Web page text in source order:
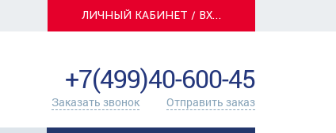
ЛИЧНЫЙ КАБИНЕТ / ВХОД
+7(499)40-600-45
Заказать звонок Отправить заказ